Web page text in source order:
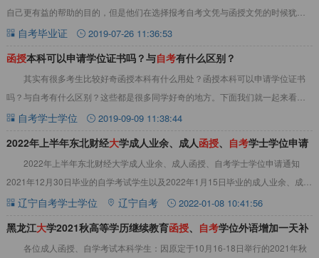
自己更有益的帮助的目的，但是他们在选择报考自考文凭与函授文凭的时候犹豫
了。都是成人教育，自考文凭与函授文凭之间该如
自考毕业证 2019-07-26 11:36:53
函授本科可以申请学位证书吗？与自考有什么区别？
其实有很多考生比较好奇函授本科有什么用处？函授本科可以申请学位证书
吗？与自考有什么区别？这些都是很多同学好奇的地方。下面我们就一起来看
看。&nbsp;函授本科可以申请学位证书吗？可
自考学士学位 2019-09-09 11:38:44
2022年上半年东北财经大学成人业余、成人函授、 自考学士学位申请
通知2022年上半年东北财经大学成人业余、成人函授、自考学士学位申请通知
2021年12月30日毕业的自学考试学生以及2022年1月15日毕业的成人业余、成人
函授学生，凡符合条件者，应于
辽宁自考学士学位 辽宁自考 2022-01-08 10:41:56
黑龙江大学2021秋高等学历继续教育函授、 自考学位外语增加一天补
报名各位成人函授、自学考试本科学生：因原定于10月16-18日举行的2021年秋